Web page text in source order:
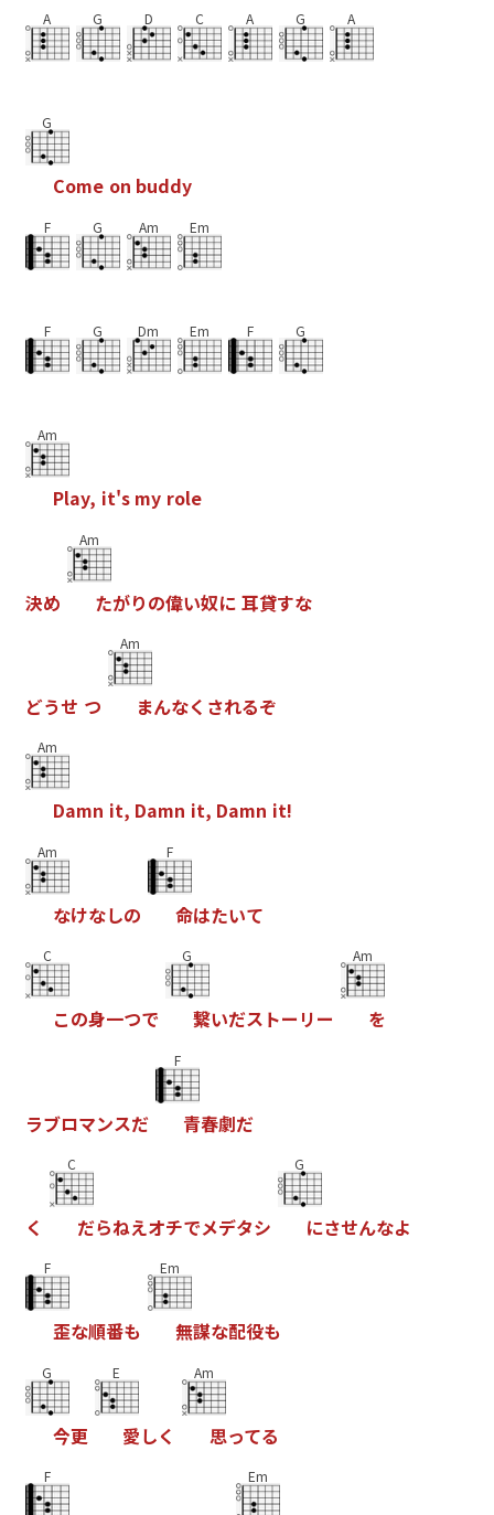
A G D C A G A
G
Come on buddy
F G Am Em
F G Dm Em F G
Am
Play, it's my role
決め
Am
たがりの偉い奴に 耳貸すな
どうせ つ
Am
まんなく されるぞ
Am
Damn it, Damn it, Damn it!
Am
なけなしの
F
命はたいて
C
この身一つで
G
繋いだス トー リー
Am
を
ラブロマンスだ
F
青春劇だ
く
C
だらねえオチでメデタシ
G
にさせんなよ
F
歪な順番も
Em
無謀な配役も
G
今更
E
愛しく
Am
思ってる
F Em